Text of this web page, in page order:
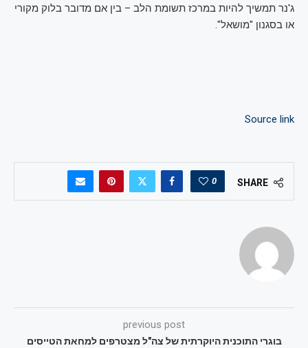
ג'נר תמשיך להיות במרכז תשומת הלב – בין אם מדובר בלוק מקורי
או בסגנון "מושאל".
Source link
SHARE
0
previous post
בוגרי התוכנית היוקרתית של צה"ל מצטרפים למחאת הטייסים